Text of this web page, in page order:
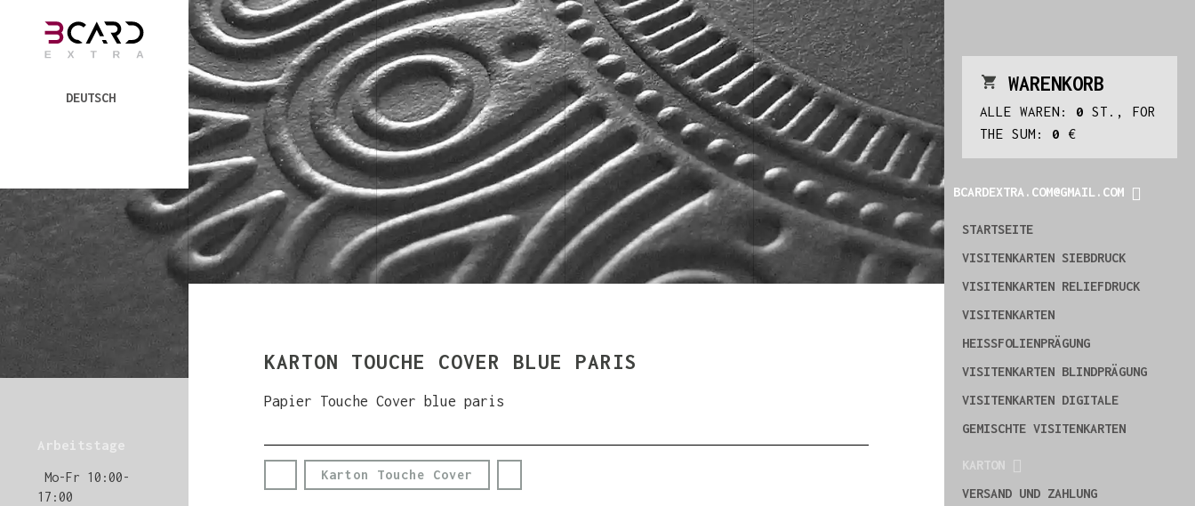
DEUTSCH
KARTON TOUCHE COVER BLUE PARIS
Papier Touche Cover blue paris
Karton Touche Cover
Arbeitstage
Mo-Fr 10:00-
17:00
WARENKORB
ALLE WAREN: 0 ST., FOR
THE SUM: 0 €
BCARDEXTRA.COM@GMAIL.COM
STARTSEITE
VISITENKARTEN SIEBDRUCK
VISITENKARTEN RELIEFDRUCK
VISITENKARTEN
HEISSFOLIENPRÄGUNG
VISITENKARTEN BLINDPRÄGUNG
VISITENKARTEN DIGITALE
GEMISCHTE VISITENKARTEN
KARTON
VERSAND UND ZAHLUNG